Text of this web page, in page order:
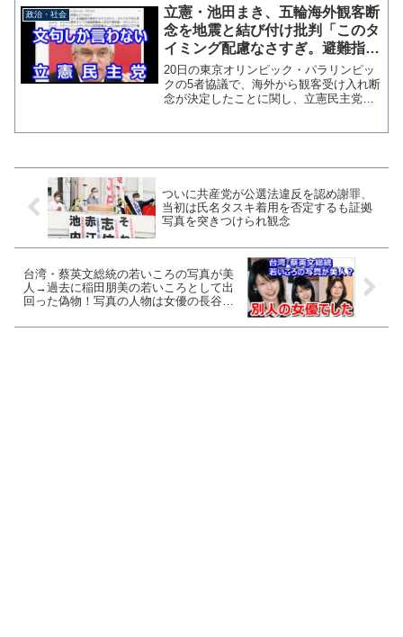
題発覚当初に「本人が言い過ぎたので撤
回だと言っているのでそ...
政治・社会
立憲・池田まき、五輪海外観客断
念を地震と結び付け批判「このタ
イミング配慮なさすぎ。避難指示
解除がされたばかり」
20日の東京オリンピック・パラリンピッ
クの5者協議で、海外から観客受け入れ断
念が決定したことに関し、立憲民主党の
ついに共産党が公選法違反を認め謝罪、
当初は氏名タスキ着用を否定するも証拠
写真を突きつけられ観念
台湾・蔡英文総統の若いころの写真が美
人→過去に稲田朋美の若いころとして出
回った偽物！写真の人物は女優の長谷川